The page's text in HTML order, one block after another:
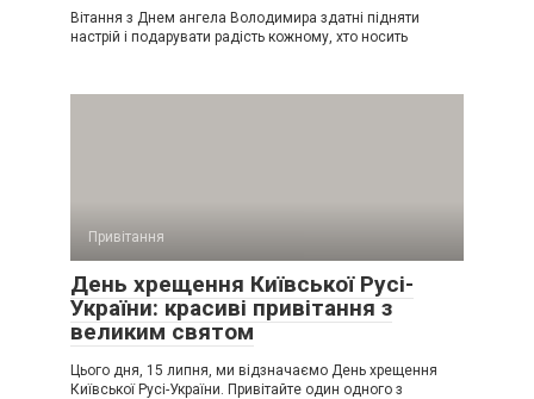
Вітання з Днем ангела Володимира здатні підняти
настрій і подарувати радість кожному, хто носить
Привітання
День хрещення Київської Русі-
України: красиві привітання з
великим святом
Цього дня, 15 липня, ми відзначаємо День хрещення
Київської Русі-України. Привітайте один одного з